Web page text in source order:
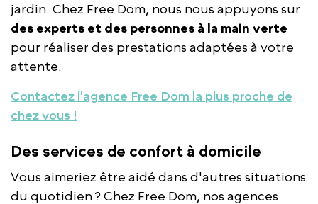
jardin. Chez Free Dom, nous nous appuyons sur
des experts et des personnes à la main verte
pour réaliser des prestations adaptées à votre
attente.
Contactez l'agence Free Dom la plus proche de
chez vous !
Des services de confort à domicile
Vous aimeriez être aidé dans d'autres situations
du quotidien ? Chez Free Dom, nos agences